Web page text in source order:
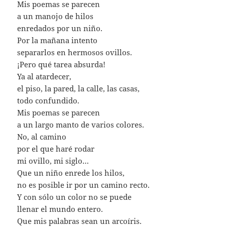
Mis poemas se parecen
a un manojo de hilos
enredados por un niño.
Por la mañana intento
separarlos en hermosos ovillos.
¡Pero qué tarea absurda!
Ya al atardecer,
el piso, la pared, la calle, las casas,
todo confundido.
Mis poemas se parecen
a un largo manto de varios colores.
No, al camino
por el que haré rodar
mi ovillo, mi siglo…
Que un niño enrede los hilos,
no es posible ir por un camino recto.
Y con sólo un color no se puede
llenar el mundo entero.
Que mis palabras sean un arcoíris.